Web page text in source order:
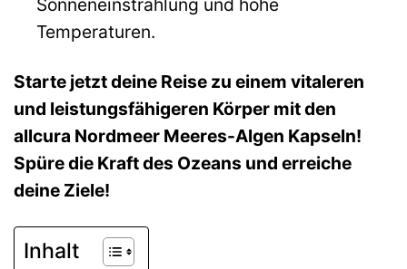
Temperaturen.
Starte jetzt deine Reise zu einem vitaleren
und leistungsfähigeren Körper mit den
allcura Nordmeer Meeres-Algen Kapseln!
Spüre die Kraft des Ozeans und erreiche
deine Ziele!
Inhalt